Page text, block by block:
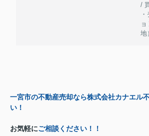
/
地
一宮市の不動産売却なら株式会社カナエル
い！
お気軽にご相談ください！！